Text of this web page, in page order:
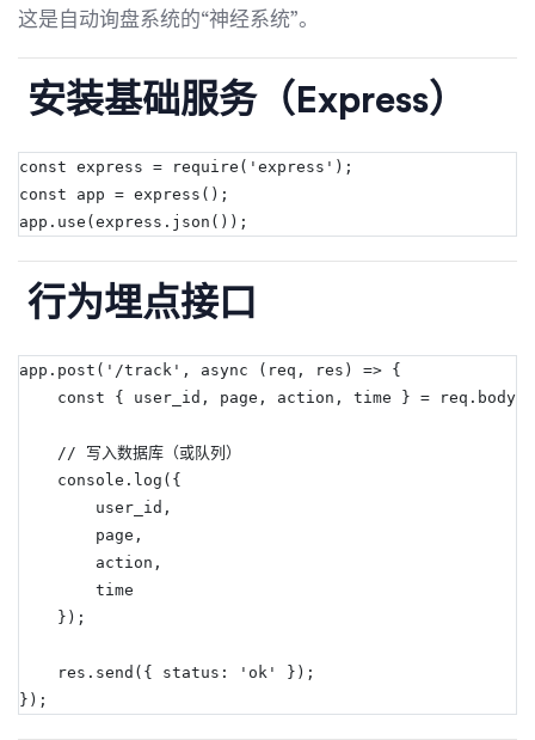
这是自动询盘系统的“神经系统”。
安装基础服务（Express）
const express = require ( 'express' );
const
app = express ();
app . use(express . json());
行为埋点接口
app . post( '/track' , async ( req , res ) => {
const { user_id, page, action, time } = req . body;
// 写入数据库（或队列）
console . log({
user_id,
page,
action,
time
});
res . send({ status: 'ok'
});
});